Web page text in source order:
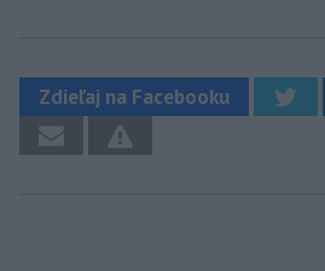
Zdieľaj na Facebooku